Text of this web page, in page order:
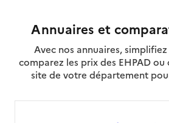
Annuaires et
Avec nos annuaires,
comparez les prix des EHPAD
site de votre département